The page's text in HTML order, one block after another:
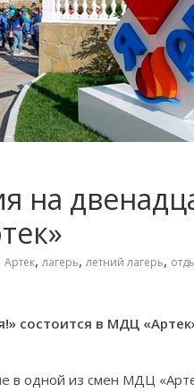
на
Артек, лагерь, летний лагерь,
состоится в МДЦ
в одной из смен МДЦ